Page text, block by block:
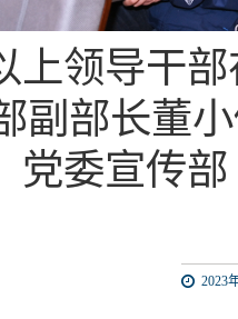
上领导干部
副部长董
党委宣传部
2023